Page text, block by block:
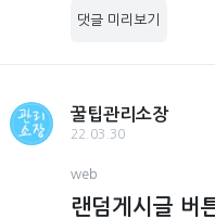
댓글 미리보기
꿀팁관리소장
22.03.30
web
랜덤게시글 버